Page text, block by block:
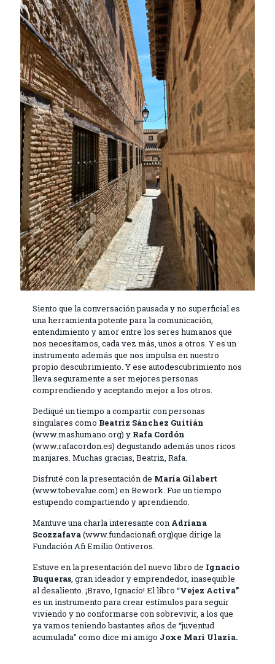
Siento que la conversación pausada y no superficial es
una herramienta potente para la comunicación,
entendimiento y amor entre los seres humanos que
nos necesitamos, cada vez más, unos a otros. Y es un
instrumento además que nos impulsa en nuestro
propio descubrimiento. Y ese autodescubrimiento nos
lleva seguramente a ser mejores personas
comprendiendo y aceptando mejor a los otros.
Dediqué un tiempo a compartir con personas
singulares como Beatriz Sánchez Guitián
(www.mashumano.org) y Rafa Cordón
(www.rafacordon.es) degustando además unos ricos
manjares. Muchas gracias, Beatriz, Rafa.
Disfruté con la presentación de María Gilabert
(www.tobevalue.com) en Bework. Fue un tiempo
estupendo compartiendo y aprendiendo.
Mantuve una charla interesante con Adriana
Scozzafava(www.fundacionafi.org)que dirige la
Fundación Afi Emilio Ontiveros.
Estuve en la presentación del nuevo libro de Ignacio
Buqueras, gran ideador y emprendedor, inasequible
al desaliento. ¡Bravo, Ignacio! El libro “Vejez Activa”
es un instrumento para crear estímulos para seguir
viviendo y no conformarse con sobrevivir, a los que
ya vamos teniendo bastantes años de “juventud
acumulada” como dice mi amigo Joxe Mari Ulazia.